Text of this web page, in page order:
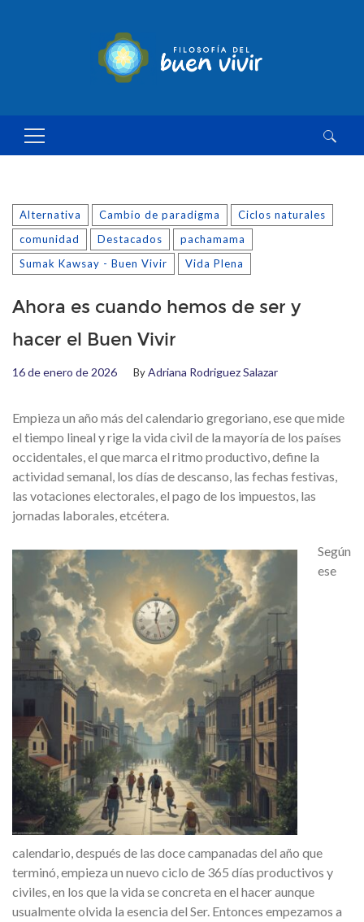
Buscar:
Alternativa Cambio de paradigma
Ciclos naturales
comunidad
Destacados
pachamama
Sumak Kawsay - Buen Vivir
Vida Plena
Ahora es cuando hemos de ser y
hacer el Buen Vivir
16 de enero de 2026 ByAdriana Rodriguez Salazar
Empieza un año más del calendario gregoriano, ese que mide
el tiempo lineal y rige la vida civil de la mayoría de los países
occidentales, el que marca el ritmo productivo, define la
actividad semanal, los días de descanso, las fechas festivas,
las votaciones electorales, el pago de los impuestos, las
jornadas laborales, etcétera.
Según
ese
calendario, después de las doce campanadas del año que
terminó, empieza un nuevo ciclo de 365 días productivos y
civiles, en los que la vida se concreta en el hacer aunque
usualmente olvida la esencia del Ser. Entonces empezamos a